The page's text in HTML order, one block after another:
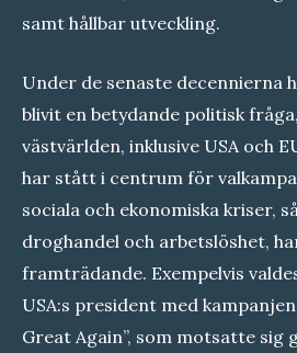
samt hållbar utveckling.
Under de senaste decennierna
blivit en betydande politisk
västvärlden, inklusive USA och
har stått i centrum för
sociala och ekonomiska kriser,
droghandel och arbetslöshet,
framträdande. Exempelvis
USA:s president med
Great Again”, som motsatte sig